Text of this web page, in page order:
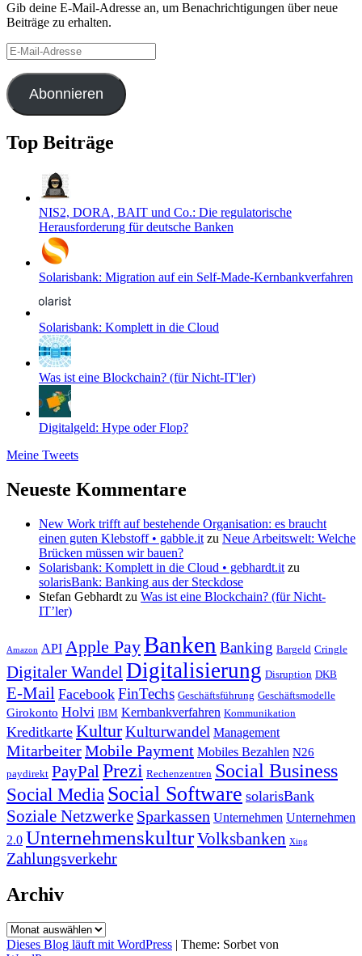
Gib deine E-Mail-Adresse an, um Benachrichtigungen über neue
Beiträge zu erhalten.
E-
Mail-
Adresse
Abonnieren
Top Beiträge
NIS2, DORA, BAIT und Co.: Die regulatorische
Herausforderung für deutsche Banken
Solarisbank: Migration auf ein Self-Made-Kernbankverfahren
Solarisbank: Komplett in die Cloud
Was ist eine Blockchain? (für Nicht-IT'ler)
Digitalgeld: Hype oder Flop?
Meine Tweets
Neueste Kommentare
New Work trifft auf bestehende Organisation: es braucht
einen guten Klebstoff • gabble.it zu Neue Arbeitswelt: Welche
Brücken müssen wir bauen?
Solarisbank: Komplett in die Cloud • gebhardt.it zu
solarisBank: Banking aus der Steckdose
Stefan Gebhardt zu Was ist eine Blockchain? (für Nicht-
IT’ler)
Amazon API Apple PayBanken Banking Bargeld Cringle
Digitaler WandelDigitalisierung Disruption DKB
E-Mail Facebook FinTechs Geschäftsführung Geschäftsmodelle
Girokonto Holvi IBM Kernbankverfahren Kommunikation
Kreditkarte KulturKulturwandel Management
MitarbeiterMobile Payment Mobiles Bezahlen N26
paydirekt PayPalPrezi Rechenzentren Social Business
Social Media Social Software solarisBank
Soziale Netzwerke Sparkassen Unternehmen Unternehmen
2.0 UnternehmenskulturVolksbanken Xing
Zahlungsverkehr
Archiv
Archiv
Dieses Blog läuft mit WordPress | Theme: Sorbet von